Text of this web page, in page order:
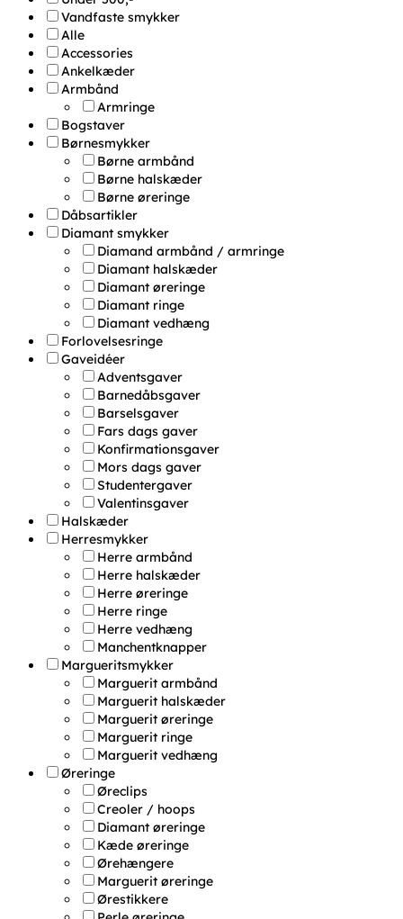
Vandfaste smykker
Alle
Accessories
Ankelkæder
Armbånd
Armringe
Bogstaver
Børnesmykker
Børne armbånd
Børne halskæder
Børne øreringe
Dåbsartikler
Diamant smykker
Diamand armbånd / armringe
Diamant halskæder
Diamant øreringe
Diamant ringe
Diamant vedhæng
Forlovelsesringe
Gaveidéer
Adventsgaver
Barnedåbsgaver
Barselsgaver
Fars dags gaver
Konfirmationsgaver
Mors dags gaver
Studentergaver
Valentinsgaver
Halskæder
Herresmykker
Herre armbånd
Herre halskæder
Herre øreringe
Herre ringe
Herre vedhæng
Manchentknapper
Margueritsmykker
Marguerit armbånd
Marguerit halskæder
Marguerit øreringe
Marguerit ringe
Marguerit vedhæng
Øreringe
Øreclips
Creoler / hoops
Diamant øreringe
Kæde øreringe
Ørehængere
Marguerit øreringe
Ørestikkere